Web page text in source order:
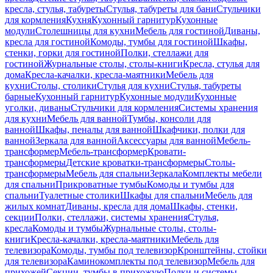
кресла, стулья, табуретыСтулья, табуреты для баниСтульчики
для кормленияКухняКухонный гарнитурКухонные
модулиСтолешницы для кухниМебель для гостинойДиваны,
кресла для гостинойКомоды, тумбы для гостинойШкафы,
стенки, горки для гостинойПолки, стеллажи для
гостинойЖурнальные столы, столы-книгиКресла, стулья для
домаКресла-качалки, кресла-маятникиМебель для
кухниСтолы, столикиСтулья для кухниСтулья, табуреты
барныеКухонный гарнитурКухонные модулиКухонные
уголки, диваныСтульчики для кормленияСистемы хранения
для кухниМебель для ваннойТумбы, консоли для
ваннойШкафы, пеналы для ваннойШкафчики, полки для
ваннойЗеркала для ваннойАксессуары для ваннойМебель-
трансформерМебель-трансформерКровати-
трансформерыДетские кроватки-трансформерыСтолы-
трансформерыМебель для спальниЗеркалаКомплекты мебели
для спальниПрикроватные тумбыКомоды и тумбы для
спальниТуалетные столикиШкафы для спальниМебель для
жилых комнатДиваны, кресла для домаШкафы, стенки,
секцииПолки, стеллажи, системы храненияСтулья,
креслаКомоды и тумбыЖурнальные столы, столы-
книгиКресла-качалки, кресла-маятникиМебель для
телевизораКомоды, тумбы под телевизорКронштейны, стойки
для телевизораКаминокомплекты под телевизорМебель для